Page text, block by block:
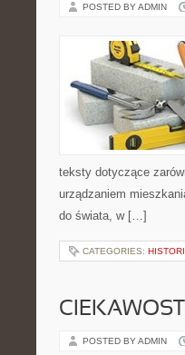
POSTED BY ADMIN
teksty dotyczące
urządzaniem
do świata, w […]
CATEGORIES:
POSTED BY ADMIN